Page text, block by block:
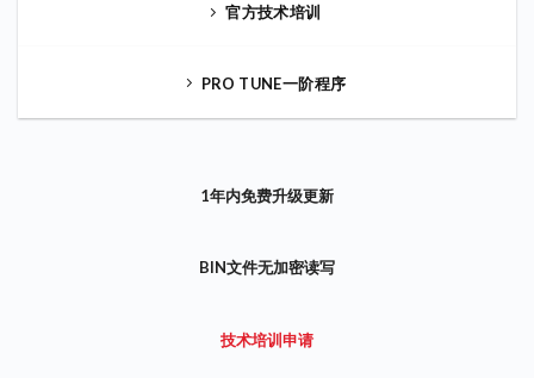
官方技术培训
PRO TUNE一阶程序
1年内免费升级更新
BIN文件无加密读写
技术培训申请